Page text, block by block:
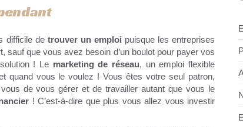
difficile detrouver un emploi puisque les entreprises
sauf que vous avez besoin d’un boulot pour payer vos
! Le marketing de réseau, un emploi flexible
quand vous le voulez ! Vous êtes votre seul patron,
de vous gérer et de travailler autant que vous le
! C’est-à-dire que plus vous allez vous investir